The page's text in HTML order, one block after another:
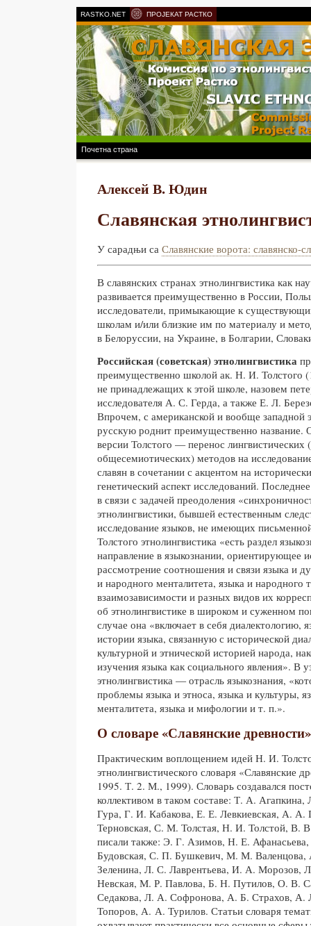
RASTKO.NET ПРОЈЕКАТ РАСТКО
Почетна страна
Алексей В. Юдин
Славянскaя
У сарадњи са Славянские ворота: славянско-
В славянских странах этнолингвистика как
развивается преимущественно в России,
исследователи, примыкающие к
школам и/или близкие им по материалу и
в Белоруссии, на Украине, в Болгарии,
Российская (советская) этнолингвистика
преимущественно школой ак. Н. И. Толстого
не принадлежащих к этой школе, назовем
исследователя А. С. Герда, а также Е. Л.
Впрочем, с американской и вообще западной
русскую роднит преимущественно название.
версии Толстого — перенос
общесемиотических) методов на
славян в сочетании с акцентом на
генетический аспект исследований.
в связи с задачей преодоления
этнолингвистики, бывшей естественным
исследование языков, не имеющих
Толстого этнолингвистика «есть раздел
направление в языкознании, ориентирующее
рассмотрение соотношения и связи языка и
и народного менталитета, языка и народного
взаимозависимости и разных видов их
об этнолингвистике в широком и суженном
случае она «включает в себя диалектологию,
истории языка, связанную с исторической
культурной и этнической историей народа,
изучения языка как социального явления». В
этнолингвистика — отрасль языкознания,
проблемы языка и этноса, языка и культуры,
менталитета, языка и мифологии и т. п.».
О словаре «Славянские древности»
Практическим воплощением идей Н. И.
этнолингвистического словаря «Славянские
1995. Т. 2. М., 1999). Словарь создавался
коллективом в таком составе: Т. А.
Гура, Г. И. Кабакова, Е. Е. Левкиевская, А.
Терновская, С. М. Толстая, Н. И. Толстой, В.
писали также: Э. Г. Азимов, Н. Е.
Будовская, С. П. Бушкевич, М. М.
Зеленина, Л. С. Лаврентьева, И. А.
Невская, М. Р. Павлова, Б. Н. Путилов, О. В.
Седакова, Л. А. Софронова, А. Б. Страхов, А.
Топоров, А. А. Турилов. Статьи словаря